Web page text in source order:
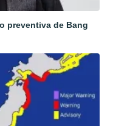
preventiva de Bang